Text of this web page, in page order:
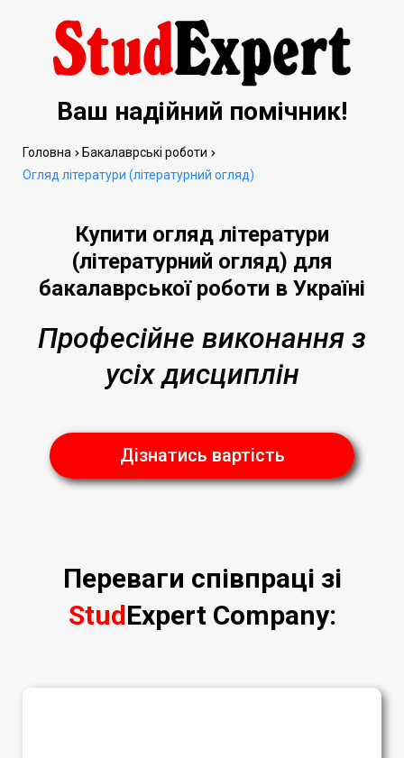
Ваш надійний помічник!
Купити огляд літератури
(літературний огляд) для
бакалаврської роботи в Україні
Професійне виконання з
усіх дисциплін
Дізнатись вартість
Головна
Бакалаврські роботи
Огляд літератури (літературний огляд)
Переваги співпраці зі
StudExpert Company: